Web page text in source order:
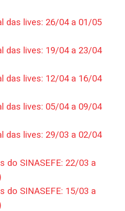
das lives: 26/04 a 01/05
das lives: 19/04 a 23/04
das lives: 12/04 a 16/04
das lives: 05/04 a 09/04
das lives: 29/03 a 02/04
do SINASEFE: 22/03 a
do SINASEFE: 15/03 a